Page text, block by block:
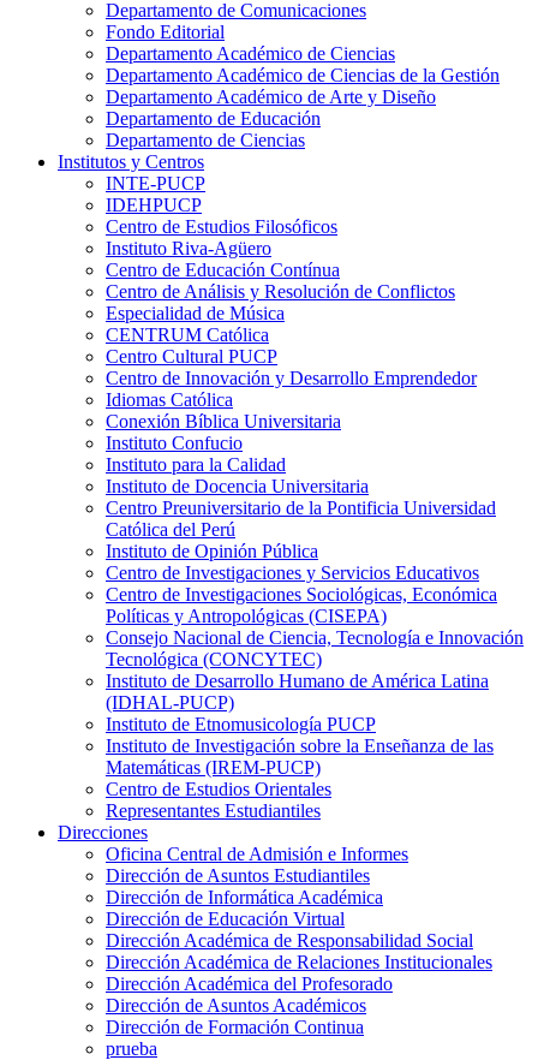
Departamento de Comunicaciones
Fondo Editorial
Departamento Académico de Ciencias
Departamento Académico de Ciencias de la Gestión
Departamento Académico de Arte y Diseño
Departamento de Educación
Departamento de Ciencias
Institutos y Centros
INTE-PUCP
IDEHPUCP
Centro de Estudios Filosóficos
Instituto Riva-Agüero
Centro de Educación Contínua
Centro de Análisis y Resolución de Conflictos
Especialidad de Música
CENTRUM Católica
Centro Cultural PUCP
Centro de Innovación y Desarrollo Emprendedor
Idiomas Católica
Conexión Bíblica Universitaria
Instituto Confucio
Instituto para la Calidad
Instituto de Docencia Universitaria
Centro Preuniversitario de la Pontificia Universidad
Católica del Perú
Instituto de Opinión Pública
Centro de Investigaciones y Servicios Educativos
Centro de Investigaciones Sociológicas, Económica
Políticas y Antropológicas (CISEPA)
Consejo Nacional de Ciencia, Tecnología e Innovación
Tecnológica (CONCYTEC)
Instituto de Desarrollo Humano de América Latina
(IDHAL-PUCP)
Instituto de Etnomusicología PUCP
Instituto de Investigación sobre la Enseñanza de las
Matemáticas (IREM-PUCP)
Centro de Estudios Orientales
Representantes Estudiantiles
Direcciones
Oficina Central de Admisión e Informes
Dirección de Asuntos Estudiantiles
Dirección de Informática Académica
Dirección de Educación Virtual
Dirección Académica de Responsabilidad Social
Dirección Académica de Relaciones Institucionales
Dirección Académica del Profesorado
Dirección de Asuntos Académicos
Dirección de Formación Continua
prueba